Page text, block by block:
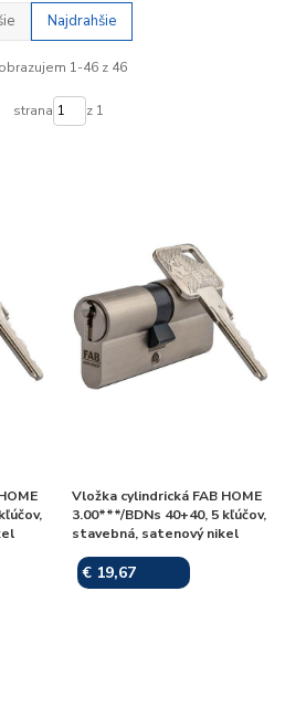
Najdrahšie
1-46 z 46
strana z 1
Vložka cylindrická FAB HOME
3.00***/BDNs 40+40, 5 kľúčov,
stavebná, satenový nikel
€ 19,67